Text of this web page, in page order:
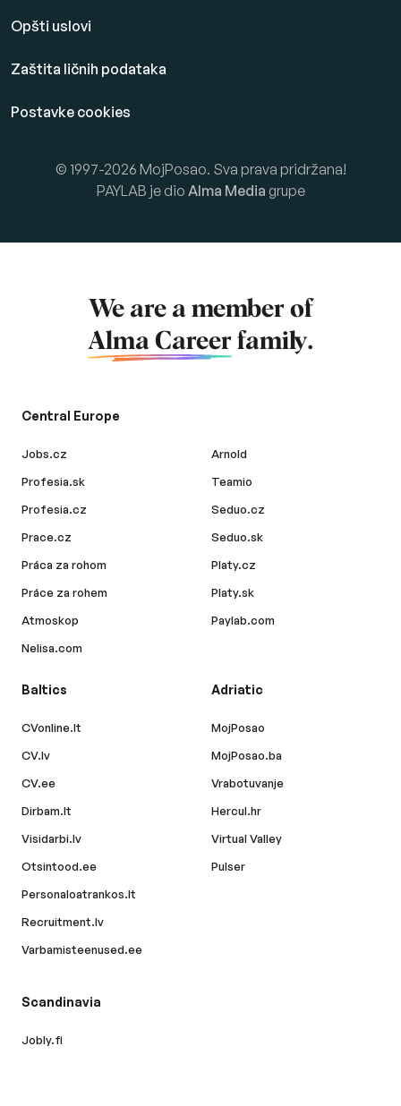
Opšti uslovi
Zaštita ličnih podataka
Postavke cookies
© 1997-2026 MojPosao. Sva prava pridržana!
PAYLAB je dio Alma Media grupe
We are a member of
Alma Career family.
Central Europe
Jobs.cz
Profesia.sk
Profesia.cz
Prace.cz
Práca za rohom
Práce za rohem
Atmoskop
Nelisa.com
Arnold
Teamio
Seduo.cz
Seduo.sk
Platy.cz
Platy.sk
Paylab.com
Baltics
CVonline.lt
CV.lv
CV.ee
Dirbam.lt
Visidarbi.lv
Otsintood.ee
Personaloatrankos.lt
Recruitment.lv
Varbamisteenused.ee
Adriatic
MojPosao
MojPosao.ba
Vrabotuvanje
Hercul.hr
Virtual Valley
Pulser
Scandinavia
Jobly.fi